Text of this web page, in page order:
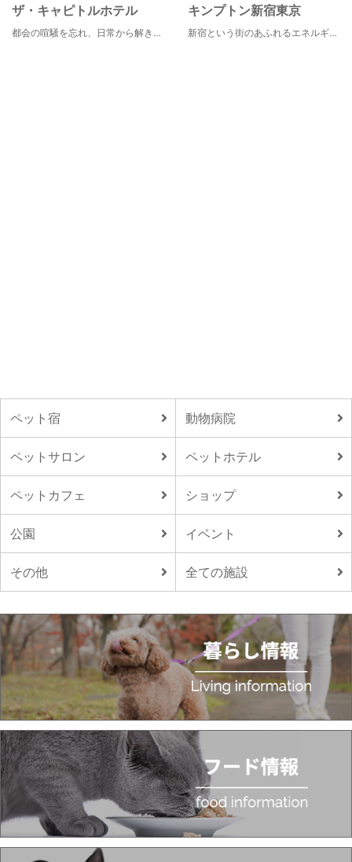
ザ・キャピトルホテル
都会の喧騒を忘れ、日常から解き放たれるひとときをお約束いたします ザ・キャピトルホテル 東急の客室は14室のスイートを含む全251室がすべてが44.8m²以上ゆとりの広さ。 日本の伝統的な建築様式を取り入れ、障子や襖をしつらえた洗練された和モダンな空間が和らぎの時間を演出します。 そして窓からは、国会議事堂をはじめとする東京の街並みを見渡すパノラマビューがお楽しみいただけます。
キンプトン新宿東京
新宿という街のあふれるエネルギーを映し出すようなライブ感のあるホテルなのに、中へと足を踏み入れれば、そこは別世界に
ペット宿 動物病院
ペットサロン ペットホテル
ペットカフェ ショップ
公園 イベント
その他 全ての施設